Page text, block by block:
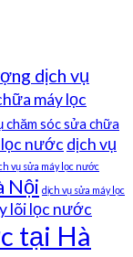
dịch vụ
máy lọc
chăm sóc sửa chữa
lọc nước dịch vụ
vụ sửa máy lọc nước
Nội dịch vụ sửa máy lọc
lõi lọc nước
tại Hà